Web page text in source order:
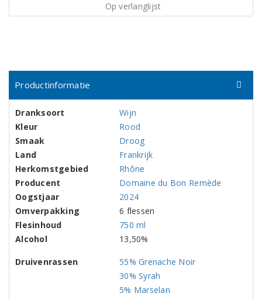
Op verlanglijst
Productinformatie
Dranksoort
Wijn
Kleur
Rood
Smaak
Droog
Land
Frankrijk
Herkomstgebied
Rhône
Producent
Domaine du Bon Remède
Oogstjaar
2024
Omverpakking
6 flessen
Flesinhoud
750 ml
Alcohol
13,50%
Druivenrassen
55% Grenache Noir
30% Syrah
5% Marselan